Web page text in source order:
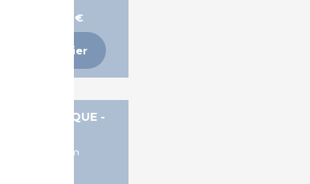
de 208,80 €
au panier
BOIS EXOTIQUE -